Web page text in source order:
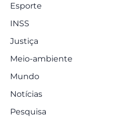
Esporte
INSS
Justiça
Meio-ambiente
Mundo
Notícias
Pesquisa